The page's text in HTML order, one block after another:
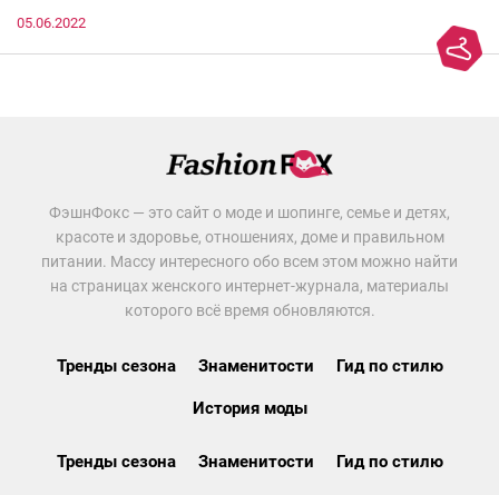
05.06.2022
ФэшнФокс — это сайт о моде и шопинге, семье и детях,
красоте и здоровье, отношениях, доме и правильном
питании. Массу интересного обо всем этом можно найти
на страницах женского интернет-журнала, материалы
которого всё время обновляются.
Тренды сезона Знаменитости Гид по стилю
История моды
Тренды сезона Знаменитости Гид по стилю